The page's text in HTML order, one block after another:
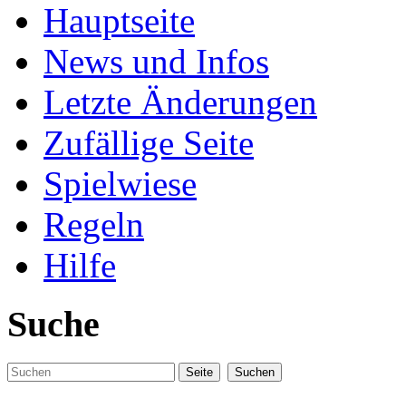
Hauptseite
News und Infos
Letzte Änderungen
Zufällige Seite
Spielwiese
Regeln
Hilfe
Suche